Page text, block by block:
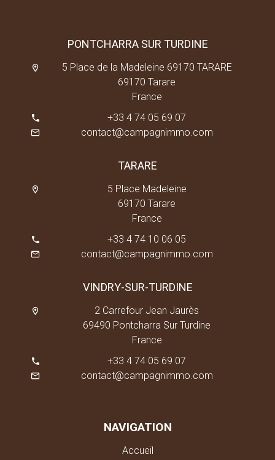
PONTCHARRA SUR TURDINE
5 Place de la Madeleine 69170 TARARE
69170 Tarare
France
+33 4 74 05 69 07
contact@campagnimmo.com
TARARE
5 Place Madeleine
69170 Tarare
France
+33 4 74 10 06 05
contact@campagnimmo.com
VINDRY-SUR-TURDINE
2 Carrefour Jean Jaurès
69490 Pontcharra Sur Turdine
France
+33 4 74 05 69 07
contact@campagnimmo.com
NAVIGATION
Accueil